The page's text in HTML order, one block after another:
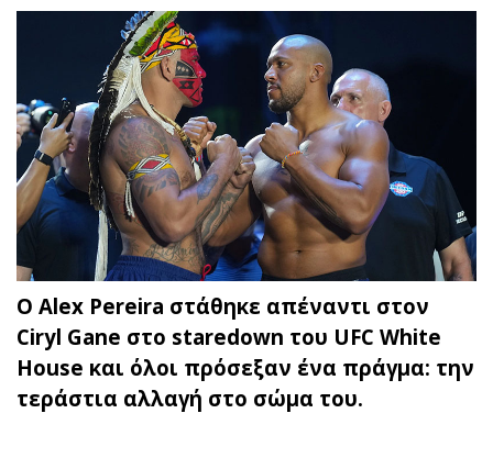
Ο Alex Pereira στάθηκε απέναντι στον
Ciryl Gane στο staredown του UFC White
House και όλοι πρόσεξαν ένα πράγμα: την
τεράστια αλλαγή στο σώμα του.